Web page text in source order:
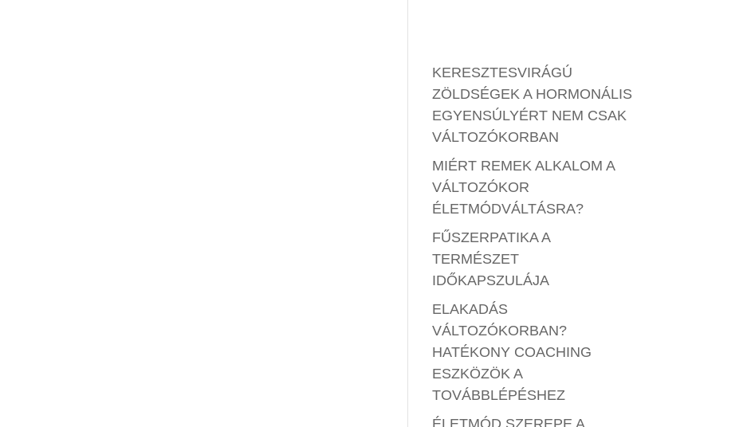
KERESZTESVIRÁGÚ
ZÖLDSÉGEK A HORMONÁLIS
EGYENSÚLYÉRT NEM CSAK
VÁLTOZÓKORBAN
MIÉRT REMEK ALKALOM A
VÁLTOZÓKOR
ÉLETMÓDVÁLTÁSRA?
FŰSZERPATIKA A
TERMÉSZET
IDŐKAPSZULÁJA
ELAKADÁS
VÁLTOZÓKORBAN?
HATÉKONY COACHING
ESZKÖZÖK A
TOVÁBBLÉPÉSHEZ
ÉLETMÓD SZEREPE A